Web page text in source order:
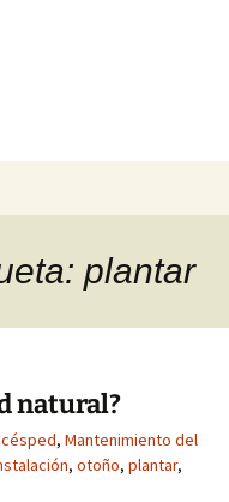
plantar
natural?
, Mantenimiento del
, otoño, plantar,